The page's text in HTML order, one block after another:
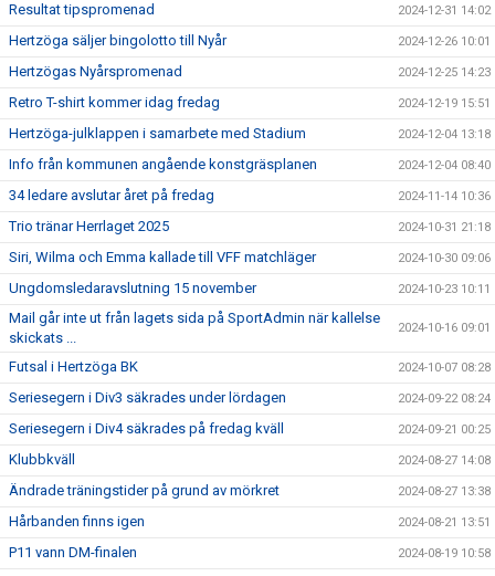
Resultat tipspromenad 2024-12-31 14:02
Hertzöga säljer bingolotto till Nyår 2024-12-26 10:01
Hertzögas Nyårspromenad 2024-12-25 14:23
Retro T-shirt kommer idag fredag 2024-12-19 15:51
Hertzöga-julklappen i samarbete med Stadium 2024-12-04 13:18
Info från kommunen angående konstgräsplanen 2024-12-04 08:40
34 ledare avslutar året på fredag 2024-11-14 10:36
Trio tränar Herrlaget 2025 2024-10-31 21:18
Siri, Wilma och Emma kallade till VFF matchläger 2024-10-30 09:06
Ungdomsledaravslutning 15 november 2024-10-23 10:11
Mail går inte ut från lagets sida på SportAdmin när kallelse
skickats ...
2024-10-16 09:01
Futsal i Hertzöga BK 2024-10-07 08:28
Seriesegern i Div3 säkrades under lördagen 2024-09-22 08:24
Seriesegern i Div4 säkrades på fredag kväll 2024-09-21 00:25
Klubbkväll 2024-08-27 14:08
Ändrade träningstider på grund av mörkret 2024-08-27 13:38
Hårbanden finns igen 2024-08-21 13:51
P11 vann DM-finalen 2024-08-19 10:58